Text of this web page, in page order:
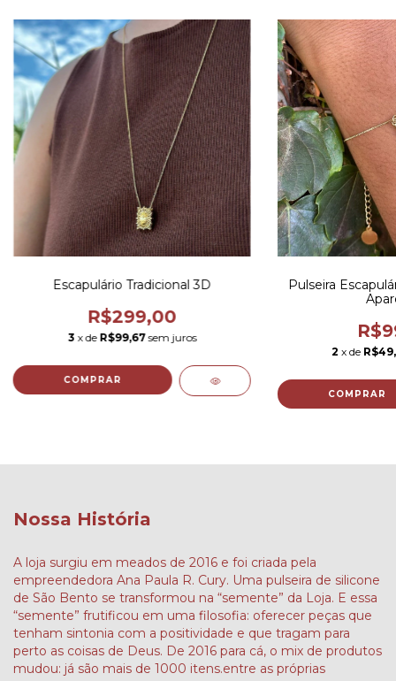
Escapulário Tradicional 3D
R$299,00
3 x de R$99,67 sem juros
COMPRAR
Pulseira
2 x de
Nossa História
A loja surgiu em meados de 2016 e foi criada pela
empreendedora Ana Paula R. Cury. Uma pulseira de silicone
de São Bento se transformou na “semente” da Loja. E essa
“semente” frutificou em uma filosofia: oferecer peças que
tenham sintonia com a positividade e que tragam para
perto as coisas de Deus. De 2016 para cá, o mix de produtos
mudou: já são mais de 1000 itens.entre as próprias